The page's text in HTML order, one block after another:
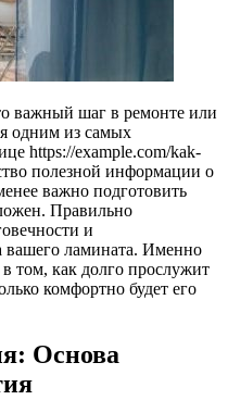
важный шаг в ремонте или
одним из самых
https://example.com/kak-
полезной информации о
важно подготовить
Правильно
и
вашего ламината. Именно
том, как долго прослужит
комфортно будет его
Основа